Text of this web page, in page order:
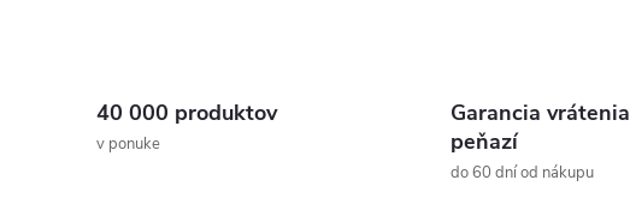
40 000 produktov
v ponuke
Garancia vrátenia
peňazí
do 60 dní od nákupu